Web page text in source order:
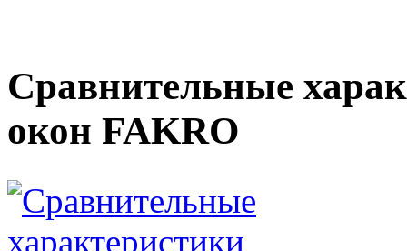
Сравнительные
окон FAKRO